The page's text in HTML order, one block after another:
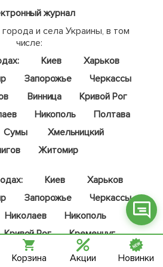
журнал
и села Украины, в том
числе:
Киев
Харьков
Запорожье
Черкассы
Винница
Кривой Рог
Никополь
Полтава
Сумы
Хмельницкий
Житомир
Киев
Харьков
Запорожье
Черкассы
Николаев
Никополь
Кривой Рог
Кременчуг
Чернигов
Фейсбук
Телеграм
Вайбер
Інстаграм
Корзина Акции Новинки